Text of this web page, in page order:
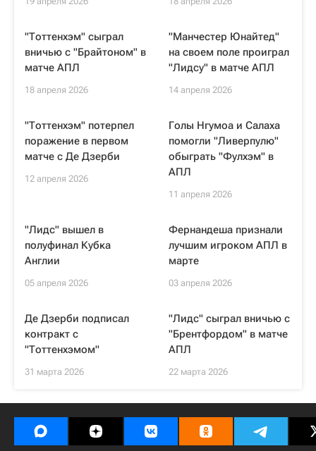
"Тоттенхэм" сыграл
вничью с "Брайтоном" в
матче АПЛ
18 апреля 2026
"Манчестер Юнайтед"
на своем поле проиграл
"Лидсу" в матче АПЛ
14 апреля 2026
"Тоттенхэм" потерпел
поражение в первом
матче с Де Дзерби
12 апреля 2026
Голы Нгумоа и Салаха
помогли "Ливерпулю"
обыграть "Фулхэм" в
АПЛ
11 апреля 2026
"Лидс" вышел в
полуфинал Кубка
Англии
05 апреля 2026
Фернандеша признали
лучшим игроком АПЛ в
марте
03 апреля 2026
Де Дзерби подписал
контракт с
"Тоттенхэмом"
31 марта 2026
"Лидс" сыграл вничью с
"Брентфордом" в матче
АПЛ
22 марта 2026